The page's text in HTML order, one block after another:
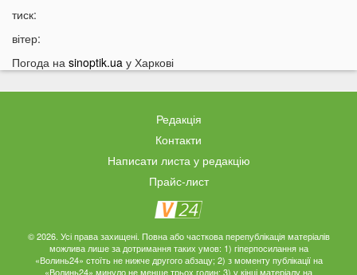
15:13
14:45
закінчення війни
Пенсіонери в Україні будуть отримувати по дві пенсії
Які українські області найбільше постраждають від
глобального потепління: перелік
На заході Україні зафіксували масове нашестя
бронювання від мобілізації
13:10
Над українськими містами пролетів літак із Москви:
тиск:
вітер:
Погода на sinoptik.ua у Харкові
Редакція
Контакти
Написати листа у редакцію
Прайс-лист
© 2026. Усі права захищені. Повна або часткова перепублікація матеріалів
можлива лише за дотримання таких умов: 1) гіперпосилання на
«Волинь24» стоїть не нижче другого абзацу; 2) з моменту публікації на
«Волинь24» минуло не менше трьох годин; 3) у кінці матеріалу на